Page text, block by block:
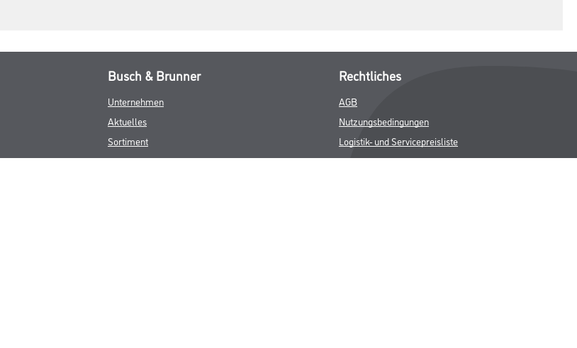
Busch & Brunner
Unternehmen
Aktuelles
Sortiment
Eigenmarken
Rechtliches
AGB
Nutzungsbedingungen
Logistik- und Servicepreisliste
Impressum